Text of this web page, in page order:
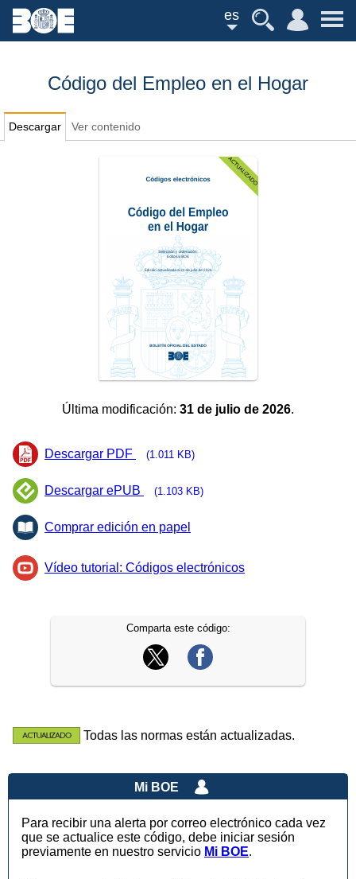
es
Código del Empleo en el Hogar
Descargar Ver contenido
Última modificación: 31 de julio de 2026.
Descargar PDF (1.011 KB)
Descargar ePUB (1.103 KB)
Comprar edición en papel
Vídeo tutorial: Códigos electrónicos
Comparta este código:
Todas las normas están actualizadas.
Mi BOE
Para recibir una alerta por correo electrónico cada vez
que se actualice este código, debe iniciar sesión
previamente en nuestro servicio Mi BOE.